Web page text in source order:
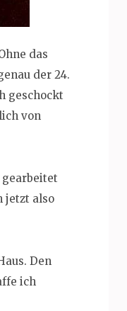
das
der 24.
geschockt
von
jetzt also
Den
ich